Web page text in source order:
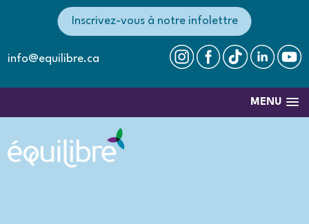
info@equilibre.ca
Inscrivez-vous à notre infolettre
MENU